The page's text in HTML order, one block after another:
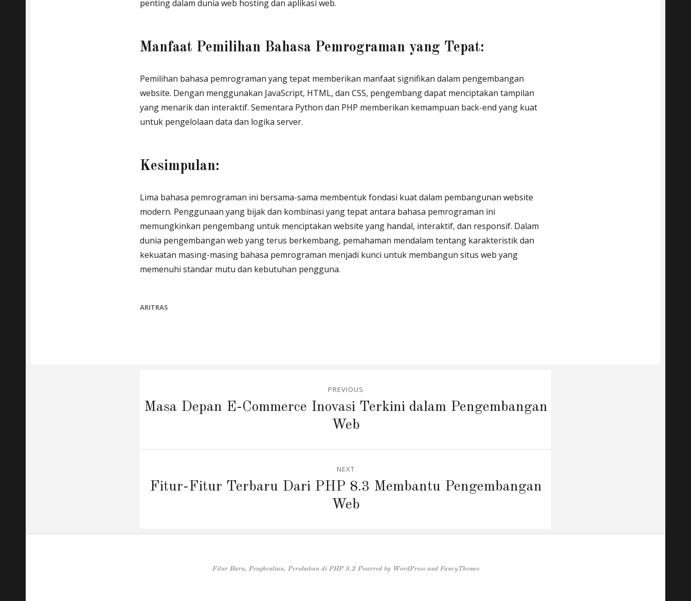
penting dalam dunia web hosting dan aplikasi web.
Manfaat Pemilihan Bahasa Pemrograman yang Tepat:
Pemilihan bahasa pemrograman yang tepat memberikan manfaat signifikan dalam pengembangan
website. Dengan menggunakan JavaScript, HTML, dan CSS, pengembang dapat menciptakan tampilan
yang menarik dan interaktif. Sementara Python dan PHP memberikan kemampuan back-end yang kuat
untuk pengelolaan data dan logika server.
Kesimpulan:
Lima bahasa pemrograman ini bersama-sama membentuk fondasi kuat dalam pembangunan website
modern. Penggunaan yang bijak dan kombinasi yang tepat antara bahasa pemrograman ini
memungkinkan pengembang untuk menciptakan website yang handal, interaktif, dan responsif. Dalam
dunia pengembangan web yang terus berkembang, pemahaman mendalam tentang karakteristik dan
kekuatan masing-masing bahasa pemrograman menjadi kunci untuk membangun situs web yang
memenuhi standar mutu dan kebutuhan pengguna.
CATEGORIES
ARITRAS
navigation
PREVIOUS
Previous
Masa Depan E-Commerce Inovasi Terkini dalam Pengembangan
Web
NEXT
NextFitur-Fitur Terbaru Dari PHP 8.3 Membantu Pengembangan
Web
Fitur Baru, Penghentian, Perubahan di PHP 8.2Powered by WordPressand FancyThemes